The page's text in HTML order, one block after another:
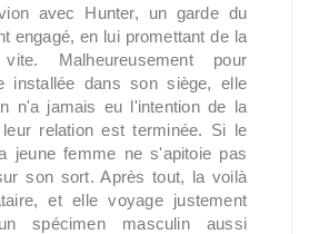
avec Hunter, un garde du
engagé, en lui promettant de la
Malheureusement pour
installée dans son siège, elle
n'a jamais eu l'intention de la
relation est terminée. Si le
jeune femme ne s'apitoie pas
son sort. Après tout, la voilà
et elle voyage justement
spécimen masculin aussi